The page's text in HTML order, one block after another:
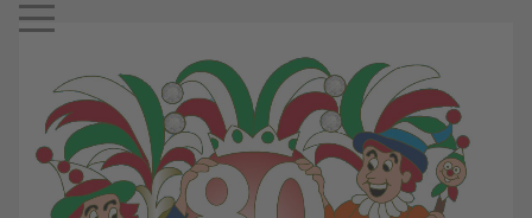
Mobile Menu Toggle